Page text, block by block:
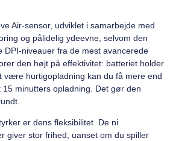
Air-sensor, udviklet i samarbejde med
og pålidelig ydeevne, selvom den
DPI-niveauer fra de mest avancerede
den højt på effektivitet: batteriet holder
være hurtigopladning kan du få mere end
minutters opladning. Det gør den
er dens fleksibilitet. De ni
giver stor frihed, uanset om du spiller